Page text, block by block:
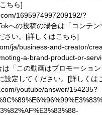
ちら]
1695974997209192/?
への投稿の場合は「コンテ
い。 [詳しくはこちら]
ja/business-and-creator/
a-brand-product-or-
「この動画はプロモーション
定してください。 [詳しくは
youtube/answer/154235?